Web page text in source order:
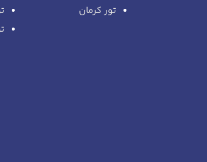
تور کرمان